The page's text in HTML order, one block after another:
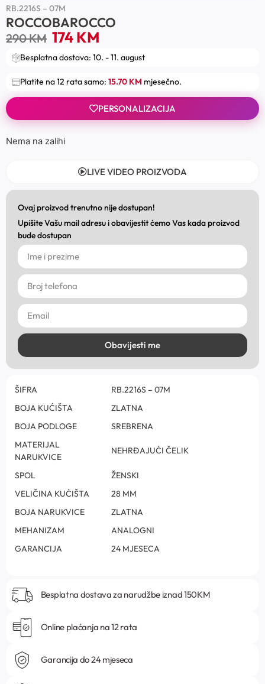
RB.2216S – 07M
ROCCOBAROCCO
290KM 174KM
Besplatna dostava: 10. - 11. august
Platite na 12 rata samo: 15.70 KM mjesečno.
PERSONALIZACIJA
Nema na zalihi
LIVE VIDEO PROIZVODA
Ovaj proizvod trenutno nije dostupan!
Upišite Vašu mail adresu i obavijestit ćemo Vas kada proizvod
bude dostupan
Obavijesti me
ŠIFRA
RB.2216S – 07M
BOJA KUĆIŠTA
ZLATNA
BOJA PODLOGE
SREBRENA
MATERIJAL
NARUKVICE
NEHRĐAJUĆI ČELIK
SPOL
ŽENSKI
VELIČINA KUĆIŠTA
28 MM
BOJA NARUKVICE
ZLATNA
MEHANIZAM
ANALOGNI
GARANCIJA
24 MJESECA
Besplatna dostava za narudžbe iznad 150KM
Online plaćanja na 12 rata
Garancija do 24 mjeseca